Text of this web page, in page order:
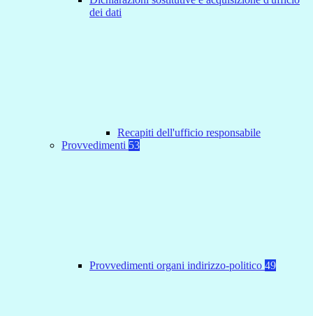
dei dati
Recapiti dell'ufficio responsabile
Provvedimenti 53
Provvedimenti organi indirizzo-politico 49